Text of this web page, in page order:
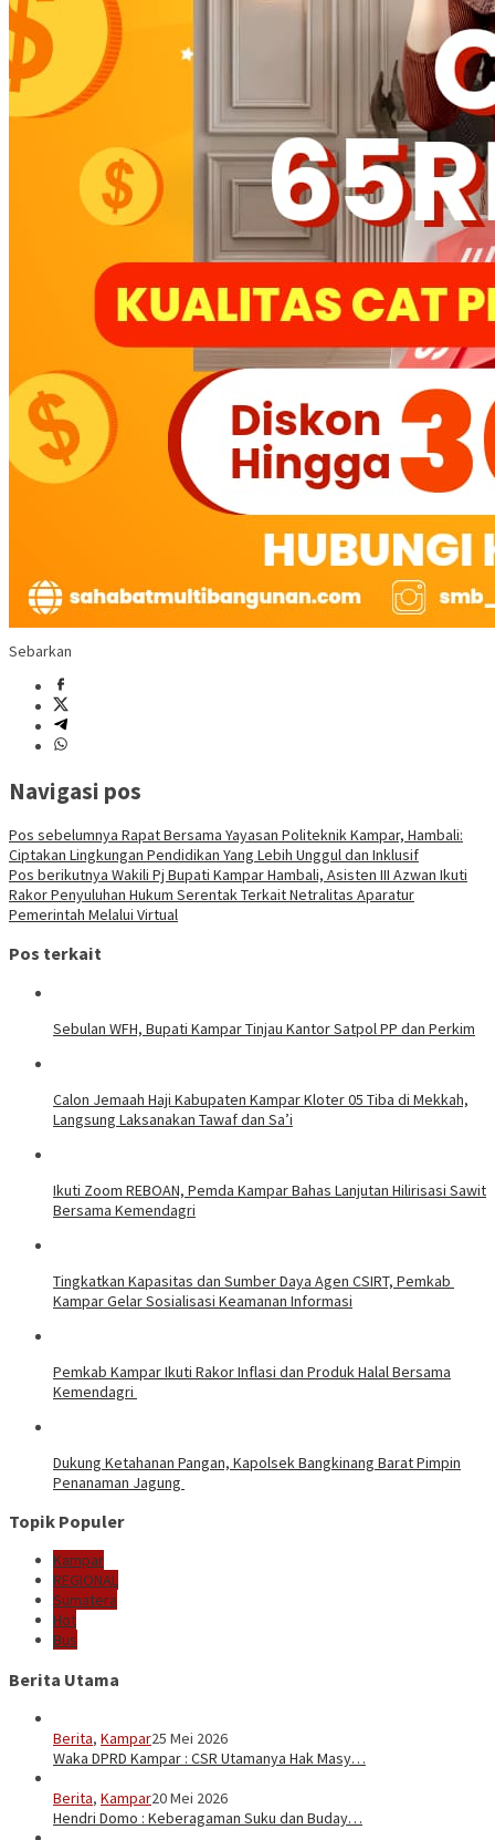
Sebarkan
Navigasi pos
Pos sebelumnya Rapat Bersama Yayasan Politeknik Kampar, Hambali:
Ciptakan Lingkungan Pendidikan Yang Lebih Unggul dan Inklusif
Pos berikutnya Wakili Pj Bupati Kampar Hambali, Asisten III Azwan Ikuti
Rakor Penyuluhan Hukum Serentak Terkait Netralitas Aparatur
Pemerintah Melalui Virtual
Pos terkait
Sebulan WFH, Bupati Kampar Tinjau Kantor Satpol PP dan Perkim
Calon Jemaah Haji Kabupaten Kampar Kloter 05 Tiba di Mekkah,
Langsung Laksanakan Tawaf dan Sa’i
Ikuti Zoom REBOAN, Pemda Kampar Bahas Lanjutan Hilirisasi Sawit
Bersama Kemendagri
Tingkatkan Kapasitas dan Sumber Daya Agen CSIRT, Pemkab
Kampar Gelar Sosialisasi Keamanan Informasi
Pemkab Kampar Ikuti Rakor Inflasi dan Produk Halal Bersama
Kemendagri
Dukung Ketahanan Pangan, Kapolsek Bangkinang Barat Pimpin
Penanaman Jagung
Topik Populer
Kampar
REGIONAL
Sumatera
Hot
Bus
Berita Utama
Berita, Kampar25 Mei 2026
Waka DPRD Kampar : CSR Utamanya Hak Masy…
Berita, Kampar20 Mei 2026
Hendri Domo : Keberagaman Suku dan Buday…